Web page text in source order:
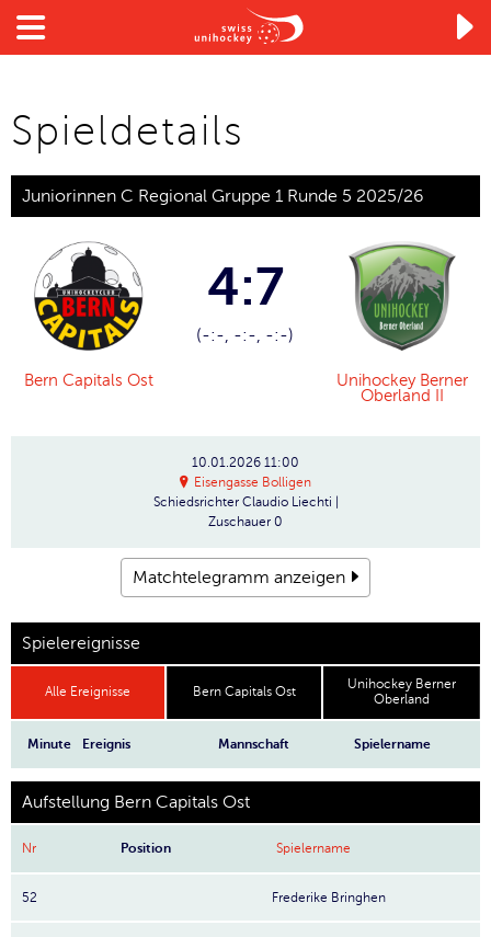

Spieldetails
Juniorinnen C Regional Gruppe 1 Runde 5 2025/26
Bern Capitals Ost
4:7
(-:-, -:-, -:-)
Unihockey Berner
Oberland II
10.01.2026 11:00
Eisengasse Bolligen
Schiedsrichter Claudio Liechti |
Zuschauer 0
Matchtelegramm anzeigen
Spielereignisse
Alle Ereignisse Bern Capitals Ost
Unihockey Berner
Oberland
Minute Ereignis Mannschaft Spielername
Aufstellung Bern Capitals Ost
Nr Position Spielername
52 Frederike Bringhen